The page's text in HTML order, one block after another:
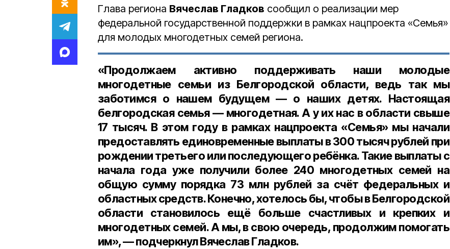
Глава региона Вячеслав Гладков сообщил о реализации мер
федеральной государственной поддержки в рамках нацпроекта «Семья»
для молодых многодетных семей региона.
«Продолжаем активно поддерживать наши молодые
многодетные семьи из Белгородской области, ведь так мы
заботимся о нашем будущем — о наших детях. Настоящая
белгородская семья — многодетная. А у их нас в области свыше
17 тысяч. В этом году в рамках нацпроекта «Семья» мы начали
предоставлять единовременные выплаты в 300 тысяч рублей при
рождении третьего или последующего ребёнка. Такие выплаты с
начала года уже получили более 240 многодетных семей на
общую сумму порядка 73 млн рублей за счёт федеральных и
областных средств. Конечно, хотелось бы, чтобы в Белгородской
области становилось ещё больше счастливых и крепких и
многодетных семей. А мы, в свою очередь, продолжим помогать
им», — подчеркнул Вячеслав Гладков.